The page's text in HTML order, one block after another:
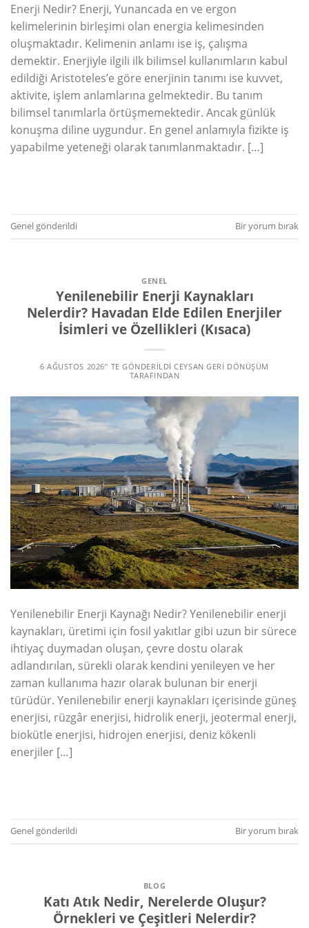
Enerji Nedir? Enerji, Yunancada en ve ergon
kelimelerinin birleşimi olan energia kelimesinden
oluşmaktadır. Kelimenin anlamı ise iş, çalışma
demektir. Enerjiyle ilgili ilk bilimsel kullanımların kabul
edildiği Aristoteles’e göre enerjinin tanımı ise kuvvet,
aktivite, işlem anlamlarına gelmektedir. Bu tanım
bilimsel tanımlarla örtüşmemektedir. Ancak günlük
konuşma diline uygundur. En genel anlamıyla fizikte iş
yapabilme yeteneği olarak tanımlanmaktadır. […]
Genel gönderildi Bir yorum bırak
GENEL
Yenilenebilir Enerji Kaynakları
Nelerdir? Havadan Elde Edilen Enerjiler
İsimleri ve Özellikleri (Kısaca)
6 AĞUSTOS 2026’' TE GÖNDERILDI CEYSAN GERI DÖNÜŞÜM
TARAFINDAN
Yenilenebilir Enerji Kaynağı Nedir? Yenilenebilir enerji
kaynakları, üretimi için fosil yakıtlar gibi uzun bir sürece
ihtiyaç duymadan oluşan, çevre dostu olarak
adlandırılan, sürekli olarak kendini yenileyen ve her
zaman kullanıma hazır olarak bulunan bir enerji
türüdür. Yenilenebilir enerji kaynakları içerisinde güneş
enerjisi, rüzgâr enerjisi, hidrolik enerji, jeotermal enerji,
biokütle enerjisi, hidrojen enerjisi, deniz kökenli
enerjiler […]
Genel gönderildi Bir yorum bırak
BLOG
Katı Atık Nedir, Nerelerde Oluşur?
Örnekleri ve Çeşitleri Nelerdir?